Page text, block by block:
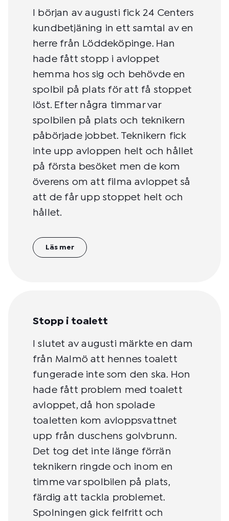
I början av augusti fick 24 Centers
kundbetjäning in ett samtal av en
herre från Löddeköpinge. Han
hade fått stopp i avloppet
hemma hos sig och behövde en
spolbil på plats för att få stoppet
löst. Efter några timmar var
spolbilen på plats och teknikern
påbörjade jobbet. Teknikern fick
inte upp avloppen helt och hållet
på första besöket men de kom
överens om att filma avloppet så
att de får upp stoppet helt och
hållet.
Läs mer
Stopp i toalett
I slutet av augusti märkte en dam
från Malmö att hennes toalett
fungerade inte som den ska. Hon
hade fått problem med toalett
avloppet, då hon spolade
toaletten kom avloppsvattnet
upp från duschens golvbrunn.
Det tog det inte länge förrän
teknikern ringde och inom en
timme var spolbilen på plats,
färdig att tackla problemet.
Spolningen gick felfritt och